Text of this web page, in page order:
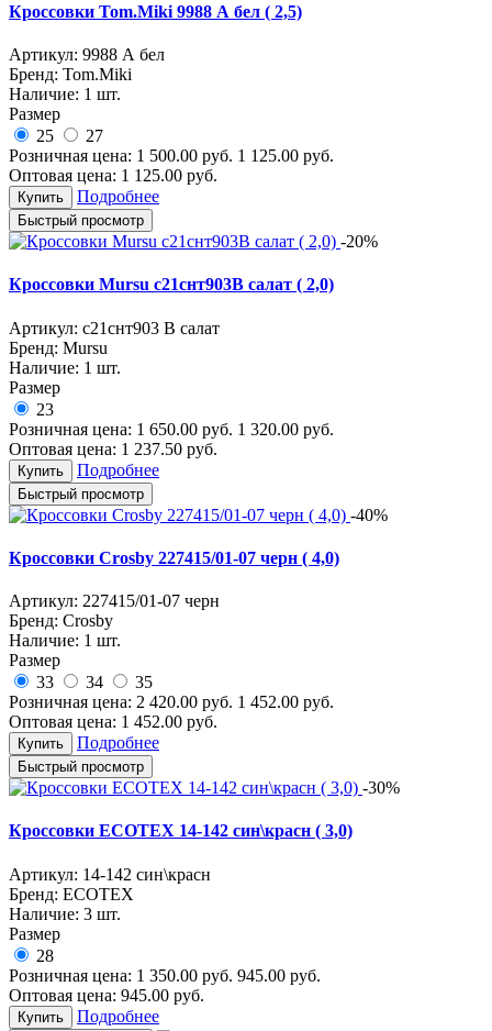
Кроссовки Tom.Miki 9988 А бел ( 2,5)
Артикул: 9988 А бел
Бренд: Tom.Miki
Наличие: 1 шт.
Размер
25
27
Розничная цена: 1 500.00 руб. 1 125.00 руб.
Оптовая цена: 1 125.00 руб.
Купить Подробнее
Быстрый просмотр
-20%
Кроссовки Mursu с21снт903В салат ( 2,0)
Артикул: с21снт903 В салат
Бренд: Mursu
Наличие: 1 шт.
Размер
23
Розничная цена: 1 650.00 руб. 1 320.00 руб.
Оптовая цена: 1 237.50 руб.
Купить Подробнее
Быстрый просмотр
-40%
Кроссовки Crosby 227415/01-07 черн ( 4,0)
Артикул: 227415/01-07 черн
Бренд: Crosby
Наличие: 1 шт.
Размер
33
34
35
Розничная цена: 2 420.00 руб. 1 452.00 руб.
Оптовая цена: 1 452.00 руб.
Купить Подробнее
Быстрый просмотр
-30%
Кроссовки ECOTEX 14-142 син\красн ( 3,0)
Артикул: 14-142 син\красн
Бренд: ECOTEX
Наличие: 3 шт.
Размер
28
Розничная цена: 1 350.00 руб. 945.00 руб.
Оптовая цена: 945.00 руб.
Купить Подробнее